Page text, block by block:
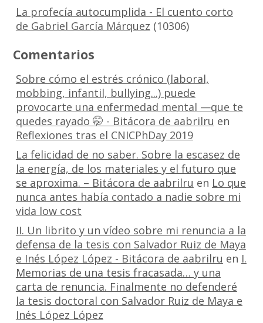
La profecía autocumplida - El cuento corto
de Gabriel García Márquez (10306)
Comentarios
Sobre cómo el estrés crónico (laboral,
mobbing, infantil, bullying...) puede
provocarte una enfermedad mental —que te
quedes rayado 🤭 - Bitácora de aabrilru en
Reflexiones tras el CNICPhDay 2019
La felicidad de no saber. Sobre la escasez de
la energía, de los materiales y el futuro que
se aproxima. – Bitácora de aabrilru en Lo que
nunca antes había contado a nadie sobre mi
vida low cost
II. Un librito y un vídeo sobre mi renuncia a la
defensa de la tesis con Salvador Ruiz de Maya
e Inés López López - Bitácora de aabrilru en I.
Memorias de una tesis fracasada… y una
carta de renuncia. Finalmente no defenderé
la tesis doctoral con Salvador Ruiz de Maya e
Inés López López